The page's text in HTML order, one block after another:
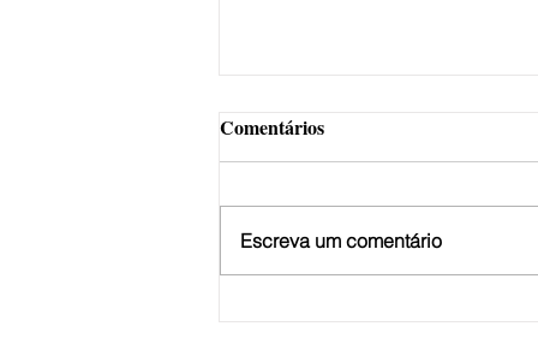
Receita paga nesta sexta-feira
Comentários
Escreva um comentário